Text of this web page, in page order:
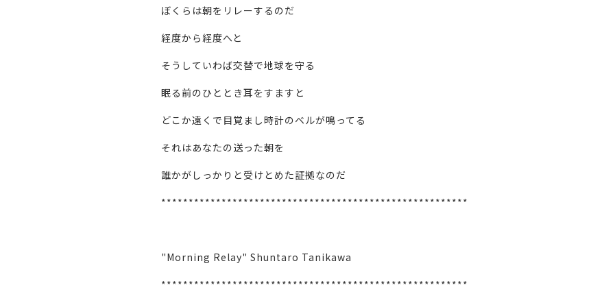
ぼくらは朝をリレーするのだ
経度から経度へと
そうしていわば交替で地球を守る
眠る前のひととき耳をすますと
どこか遠くで目覚まし時計のベルが鳴ってる
それはあなたの送った朝を
誰かがしっかりと受けとめた証拠なのだ
********************************************************
"Morning Relay" Shuntaro Tanikawa
********************************************************